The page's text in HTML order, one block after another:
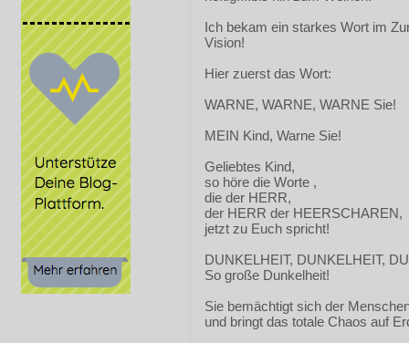
Ich bekam ein starkes Wort im
Vision!
Hier zuerst das Wort:
WARNE, WARNE, WARNE Sie!
MEIN Kind, Warne Sie!
Geliebtes Kind,
so höre die Worte ,
die der HERR,
der HERR der HEERSCHAREN,
jetzt zu Euch spricht!
DUNKELHEIT, DUNKELHEIT,
So große Dunkelheit!
Sie bemächtigt sich der
und bringt das totale Chaos auf